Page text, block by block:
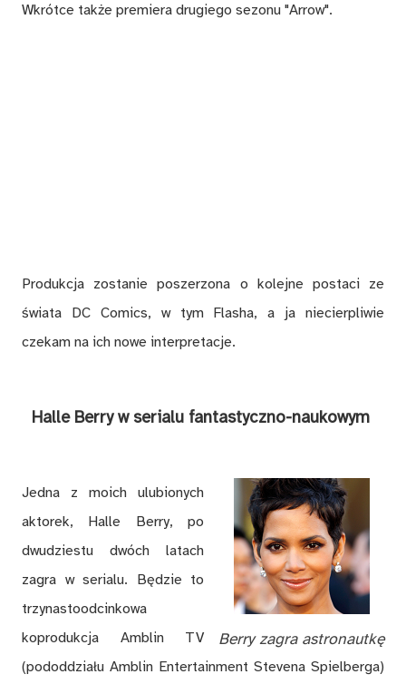
Wkrótce także premiera drugiego sezonu "Arrow".
Produkcja zostanie poszerzona o kolejne postaci ze
świata DC Comics, w tym Flasha, a ja niecierpliwie
czekam na ich nowe interpretacje.
Halle Berry w serialu fantastyczno-naukowym
Berry zagra astronautkę
Jedna z moich ulubionych
aktorek, Halle Berry, po
dwudziestu dwóch latach
zagra w serialu. Będzie to
trzynastoodcinkowa
koprodukcja Amblin TV
(pododdziału Amblin Entertainment Stevena Spielberga)